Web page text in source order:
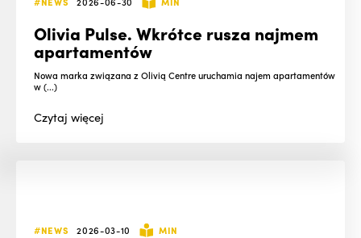
Olivia Pulse. Wkrótce rusza najmem
apartamentów
Nowa marka związana z Olivią Centre uruchamia najem apartamentów
w (...)
Czytajwięcej
#NEWS 2026-03-10 MIN